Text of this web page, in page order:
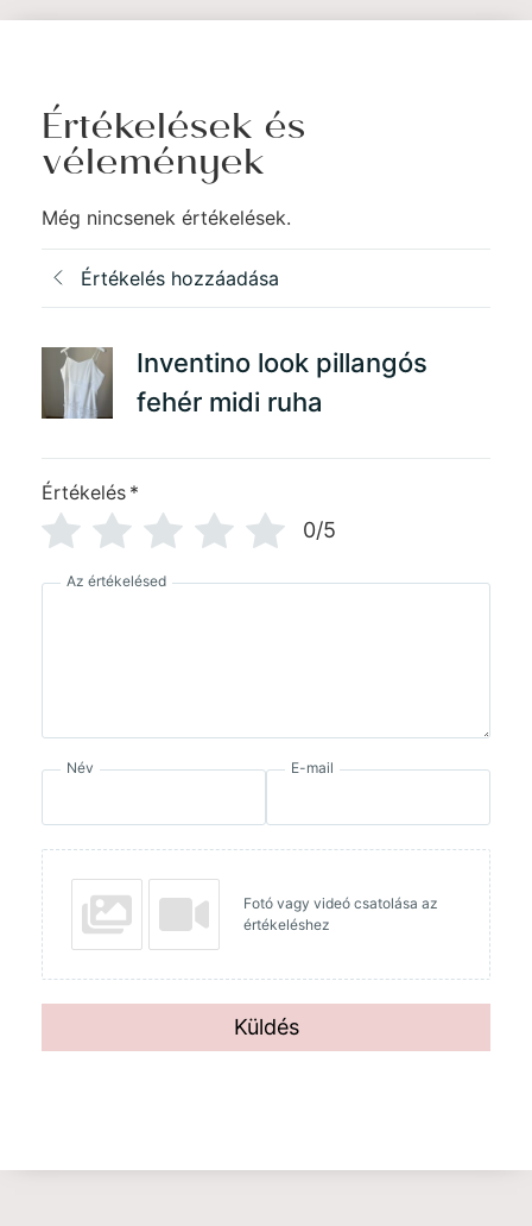
Értékelések és
vélemények
Még nincsenek értékelések.
Értékelés hozzáadása
Inventino look pillangós
fehér midi ruha
Értékelés *
0/5
Az értékelésed
Név E-mail
Fotó vagy videó csatolása az
értékeléshez
Küldés